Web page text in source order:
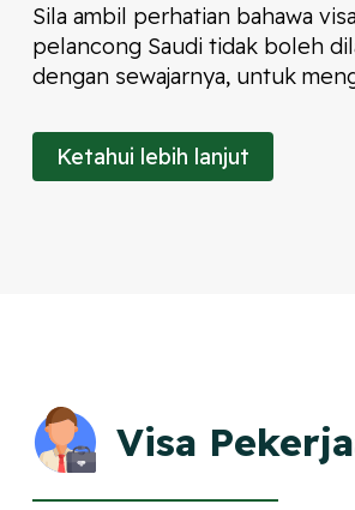
Sila ambil perhatian bahawa
pelancong Saudi tidak boleh
dengan sewajarnya, untuk
Ketahui lebih lanjut
Visa